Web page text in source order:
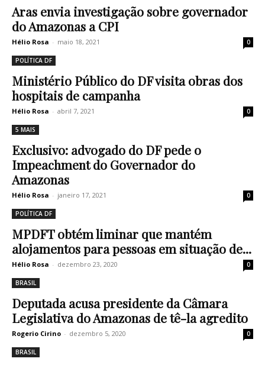
Aras envia investigação sobre governador
do Amazonas a CPI
Hélio Rosa - maio 18, 2021 0
POLÍTICA DF
Ministério Público do DF visita obras dos
hospitais de campanha
Hélio Rosa - abril 7, 2021 0
5 MAIS
Exclusivo: advogado do DF pede o
Impeachment do Governador do
Amazonas
Hélio Rosa - janeiro 17, 2021 0
POLÍTICA DF
MPDFT obtém liminar que mantém
alojamentos para pessoas em situação de...
Hélio Rosa - dezembro 23, 2020 0
BRASIL
Deputada acusa presidente da Câmara
Legislativa do Amazonas de tê-la agredito
Rogerio Cirino - dezembro 5, 2020 0
BRASIL